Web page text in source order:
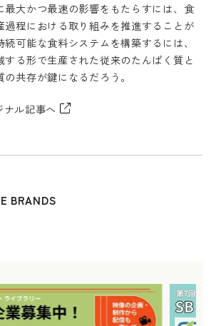
最大かつ最速の影響をもたらすには、食
過程における取り組みを推進することが
可能な食料システムを構築するには、
する形で生産された従来のたんぱく質と
共存が鍵になるだろう。
ル記事へ
BRANDS